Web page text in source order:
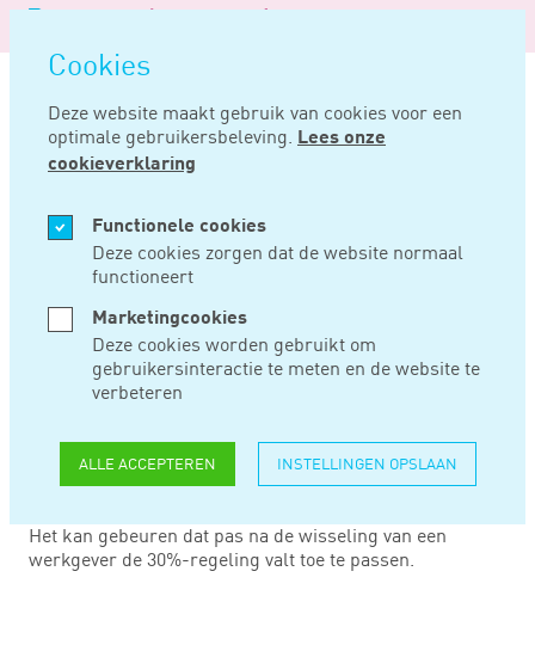
overslaan
Cookies
Deze website maakt gebruik van cookies voor een
optimale gebruikersbeleving. Lees onze
cookieverklaring
Functionele cookies
Deze cookies zorgen dat de website normaal
functioneert
Marketingcookies
Deze cookies worden gebruikt om
gebruikersinteractie te meten en de website te
verbeteren
ALLE ACCEPTEREN INSTELLINGEN OPSLAAN
Logo
Noord
Negentig
Home Nieuws
AUG 22, 2022
SOMS BEGINT 30%-
REGELING PAS BIJ
NIEUWE
WERKGEVER
Het kan gebeuren dat pas na de wisseling van een
werkgever de 30%-regeling valt toe te passen.